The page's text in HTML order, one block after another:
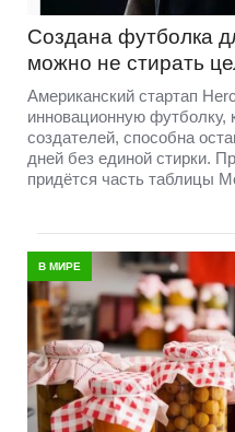
Создана футболка
можно не стирать
Американский стартап
инновационную футболку,
создателей, способна
дней без единой стирки.
придётся часть таблицы
В МИРЕ